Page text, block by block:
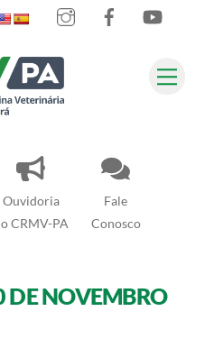
Ouvidoria
CRMV-PA
Fale
Conosco
InstagramFacebook
DE NOVEMBRO